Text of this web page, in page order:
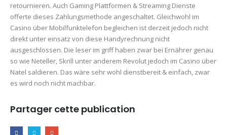
retournieren. Auch Gaming Plattformen & Streaming Dienste
offerte dieses Zahlungsmethode angeschaltet. Gleichwohl im
Casino über Mobilfunktelefon begleichen ist derzeit jedoch nicht
direkt unter einsatz von diese Handyrechnung nicht
ausgeschlossen. Die leser im griff haben zwar bei Ernährer genau
so wie Neteller, Skrill unter anderem Revolut jedoch im Casino über
Natel saldieren. Das wäre sehr wohl dienstbereit & einfach, zwar
es wird noch nicht machbar.
Partager cette publication